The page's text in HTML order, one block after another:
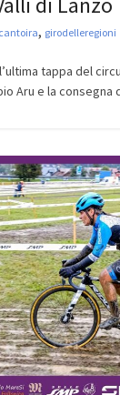
cantoira, girodelleregioni
tappa del
Aru e la consegna